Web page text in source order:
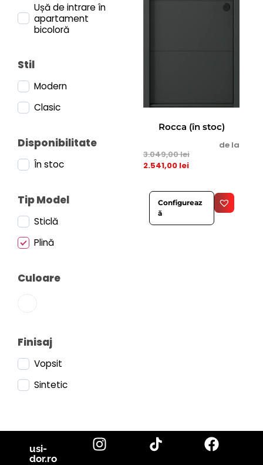
Ușă de intrare în
apartament
bicoloră
Stil
Modern
Clasic
Disponibilitate
În stoc
Tip Model
Sticlă
Plină
Culoare
Finisaj
Vopsit
Sintetic
Rocca (în stoc)
de la
3.049,00lei
2.541,00 lei
Configureaz
ă
usi-
dor.ro